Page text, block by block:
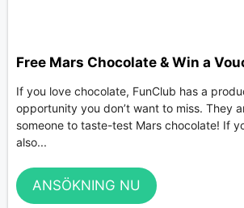
Free Mars Chocolate & Win a
If you love chocolate, FunClub has a
opportunity you don’t want to miss. They
someone to taste-test Mars chocolate! If
also...
ANSÖKNING NU